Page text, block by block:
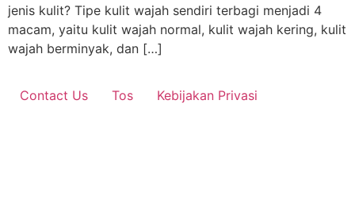
jenis kulit? Tipe kulit wajah sendiri terbagi menjadi 4
macam, yaitu kulit wajah normal, kulit wajah kering, kulit
wajah berminyak, dan […]
Contact Us Tos Kebijakan Privasi